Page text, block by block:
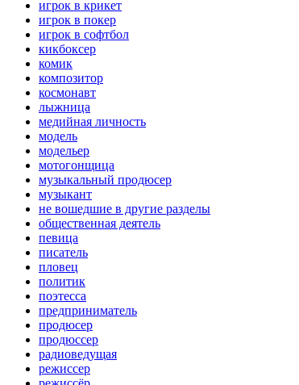
игрок в крикет
игрок в покер
игрок в софтбол
кикбоксер
комик
композитор
космонавт
лыжница
медийная личность
модель
модельер
мотогонщица
музыкальный продюсер
музыкант
не вошедшие в другие разделы
общественная деятель
певица
писатель
пловец
политик
поэтесса
предприниматель
продюсер
продюссер
радиоведущая
режиссер